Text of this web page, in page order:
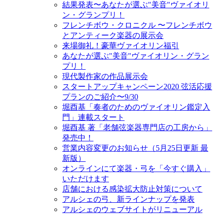
結果発表〜あなたが選ぶ"美音"ヴァイオリ
ン・グランプリ！
フレンチボウ・クロニクル 〜フレンチボウ
とアンティーク楽器の展示会
来場御礼！豪華ヴァイオリン福引
あなたが選ぶ"美音"ヴァイオリン・グラン
プリ！
現代製作家の作品展示会
スタートアップキャンペーン2020 弦活応援
プランのご紹介〜9/30
堀酉基「奏者のためのヴァイオリン鑑定入
門」連載スタート
堀酉基 著「老舗弦楽器専門店の工房から」
発売中！
営業内容変更のお知らせ（5月25日更新 最
新版）
オンラインにて楽器・弓を「今すぐ購入」
いただけます
店舗における感染拡大防止対策について
アルシェの弓、新ラインナップを発表
アルシェのウェブサイトがリニューアル